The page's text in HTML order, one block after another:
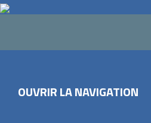
OUVRIR LA NAVIGATION